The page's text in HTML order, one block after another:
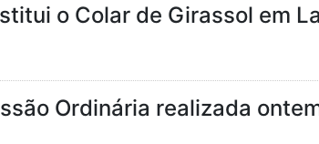
o Colar de Girassol em
Ordinária realizada